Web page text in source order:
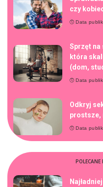
czy
Data
Sprzęt na
która
(dom,
Data
Odkryj
prostsze,
Data
POLECANE